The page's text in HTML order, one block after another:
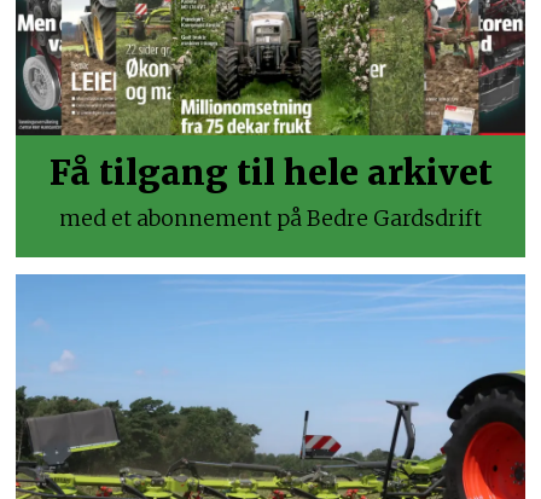
Få tilgang til hele arkivet
med et abonnement på Bedre Gardsdrift